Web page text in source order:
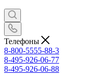
Телефоны
8-800-5555-88-3
8-495-926-06-77
8-495-926-06-88